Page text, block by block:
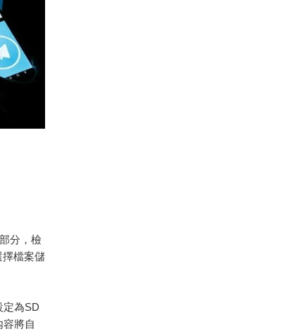
分，檢
擇檔案儲
定為SD
將自